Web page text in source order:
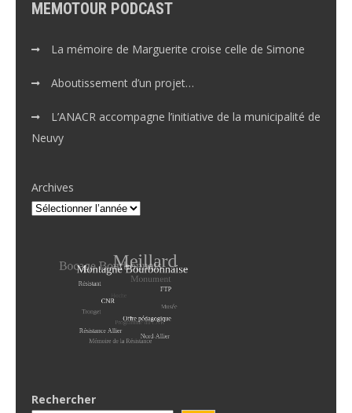
MEMOTOUR PODCAST
La mémoire de Marguerite croise celle de Simone
Aboutissement d’un projet…
L’ANACR accompagne l’initiative de la municipalité de
Neuvy
Archives
Rechercher